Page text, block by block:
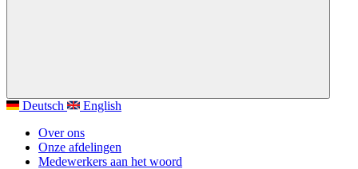
Deutsch
English
Over ons
Onze afdelingen
Medewerkers aan het woord